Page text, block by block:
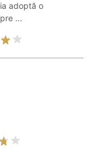
adoptă o
...